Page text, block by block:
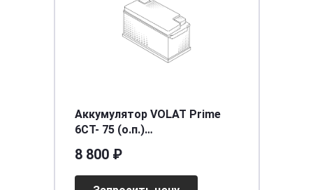
Аккумулятор VOLAT Prime
6СТ- 75 (о.п.)
8 800 ₽